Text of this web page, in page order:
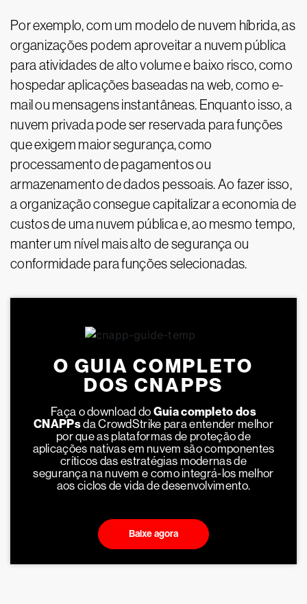
Por exemplo, com um modelo de nuvem híbrida, as
organizações podem aproveitar a nuvem pública
para atividades de alto volume e baixo risco, como
hospedar aplicações baseadas na web, como e-
mail ou mensagens instantâneas. Enquanto isso, a
nuvem privada pode ser reservada para funções
que exigem maior segurança, como
processamento de pagamentos ou
armazenamento de dados pessoais. Ao fazer isso,
a organização consegue capitalizar a economia de
custos de uma nuvem pública e, ao mesmo tempo,
manter um nível mais alto de segurança ou
conformidade para funções selecionadas.
O GUIA COMPLETO
DOS CNAPPS
Faça o download do Guia completo dos
CNAPPsda CrowdStrike para entender melhor
por que as plataformas de proteção de
aplicações nativas em nuvem são componentes
críticos das estratégias modernas de
segurança na nuvem e como integrá-los melhor
aos ciclos de vida de desenvolvimento.
Baixe agora